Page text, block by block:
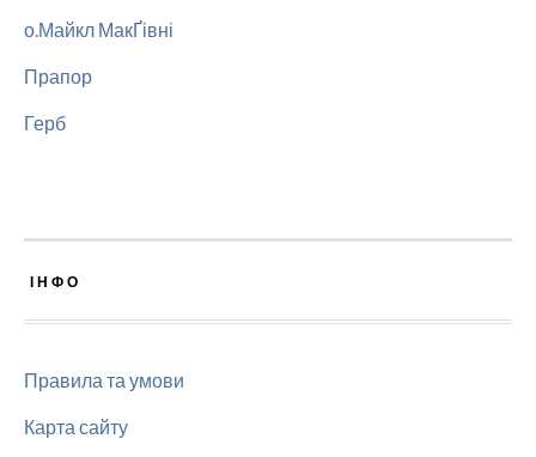
о.Майкл МакҐівні
Прапор
Герб
ІНФО
Правила та умови
Карта сайту